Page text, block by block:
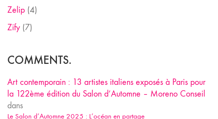
Zelip (4)
Zify (7)
COMMENTS.
Art contemporain : 13 artistes italiens exposés à Paris pour
la 122ème édition du Salon d’Automne – Moreno Conseil
dans
Le Salon d’Automne 2025 : L’océan en partage